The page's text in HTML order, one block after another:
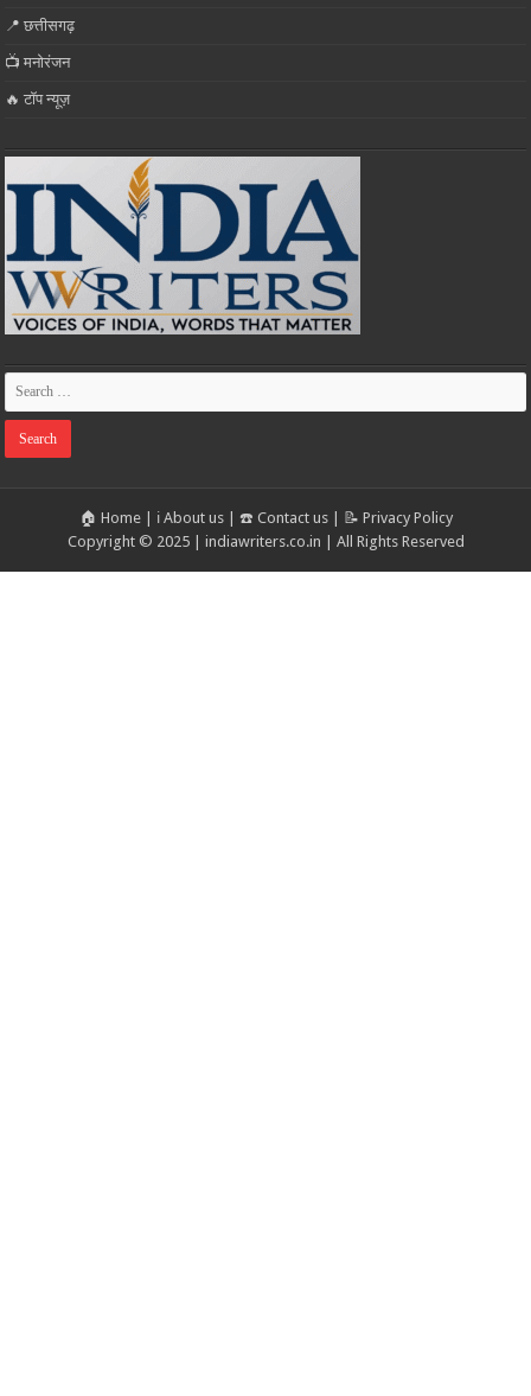
📍 छत्तीसगढ़
📺 मनोरंजन
🔥 टॉप न्यूज़
🏠 Home| ℹ️ About us| ☎️ Contact us|
📝 Privacy Policy
Copyright © 2025 | indiawriters.co.in | All Rights Reserved